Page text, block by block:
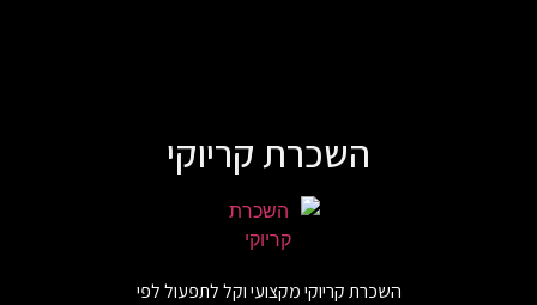
השכרת קריוקי
השכרת קריוקי מקצועי וקל לתפעול לפי